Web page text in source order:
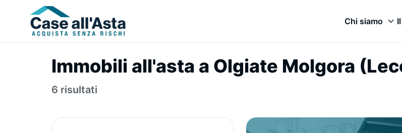
Chi siamo
Immobili all'asta a Olgiate Molgora
6 risultati